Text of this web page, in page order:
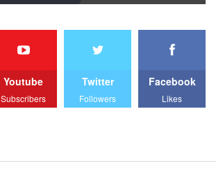
Facebook
Likes
Twitter
Followers
Youtube
Subscribers